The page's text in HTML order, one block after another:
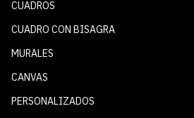
CUADROS
CUADRO CON BISAGRA
MURALES
CANVAS
PERSONALIZADOS